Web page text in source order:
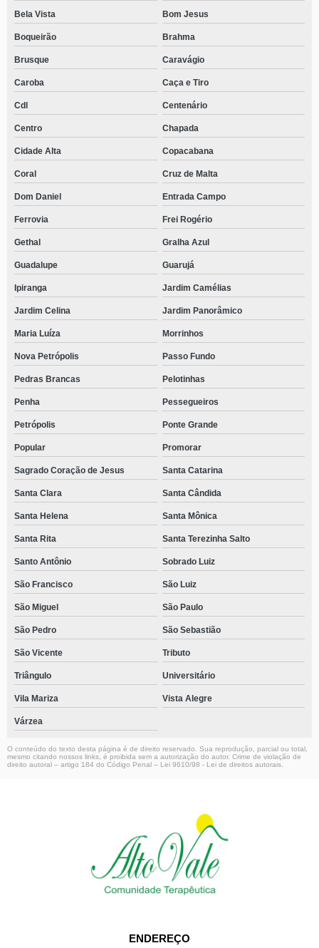
Bela Vista Bom Jesus
Boqueirão Brahma
Brusque Caravágio
Caroba Caça e Tiro
Cdl Centenário
Centro Chapada
Cidade Alta Copacabana
Coral Cruz de Malta
Dom Daniel Entrada Campo
Ferrovia Frei Rogério
Gethal Gralha Azul
Guadalupe Guarujá
Ipiranga Jardim Camélias
Jardim Celina Jardim Panorâmico
Maria Luíza Morrinhos
Nova Petrópolis Passo Fundo
Pedras Brancas Pelotinhas
Penha Pessegueiros
Petrópolis Ponte Grande
Popular Promorar
Sagrado Coração de Jesus Santa Catarina
Santa Clara Santa Cândida
Santa Helena Santa Mônica
Santa Rita Santa Terezinha Salto
Santo Antônio Sobrado Luiz
São Francisco São Luiz
São Miguel São Paulo
São Pedro São Sebastião
São Vicente Tributo
Triângulo Universitário
Vila Mariza Vista Alegre
Várzea
O conteúdo do texto desta página é de direito reservado. Sua reprodução, parcial ou total,
mesmo citando nossos links, é proibida sem a autorização do autor. Crime de violação de
direito autoral – artigo 184 do Código Penal – Lei 9610/98 - Lei de direitos autorais
ENDEREÇO